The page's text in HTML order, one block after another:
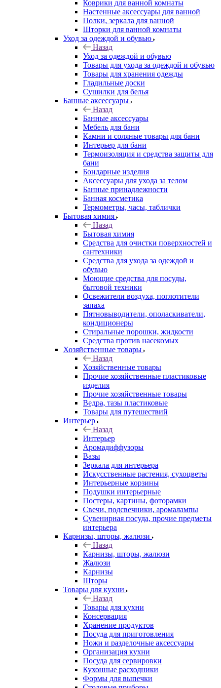
Коврики для ванной комнаты
Настенные аксессуары для ванной
Полки, зеркала для ванной
Шторки для ванной комнаты
Уход за одеждой и обувью
Назад
Уход за одеждой и обувью
Товары для ухода за одеждой и обувью
Товары для хранения одежды
Гладильные доски
Сушилки для белья
Банные аксессуары
Назад
Банные аксессуары
Мебель для бани
Камни и соляные товары для бани
Интерьер для бани
Термоизоляция и средства защиты для
бани
Бондарные изделия
Аксеcсуары для ухода за телом
Банные принадлежности
Банная косметика
Термометры, часы, таблички
Бытовая химия
Назад
Бытовая химия
Средства для очистки поверхностей и
сантехники
Средства для ухода за одеждой и
обувью
Моющие средства для посуды,
бытовой техники
Освежители воздуха, поглотители
запаха
Пятновыводители, ополаскиватели,
кондиционеры
Стиральные порошки, жидкости
Средства против насекомых
Хозяйственные товары
Назад
Хозяйственные товары
Прочие хозяйственные пластиковые
изделия
Прочие хозяйственные товары
Ведра, тазы пластиковые
Товары для путешествий
Интерьер
Назад
Интерьер
Аромадиффузоры
Вазы
Зеркала для интерьера
Искусственные растения, сухоцветы
Интерьерные корзины
Подушки интерьерные
Постеры, картины, фоторамки
Свечи, подсвечники, аромалампы
Сувенирная посуда, прочие предметы
интерьера
Карнизы, шторы, жалюзи
Назад
Карнизы, шторы, жалюзи
Жалюзи
Карнизы
Шторы
Товары для кухни
Назад
Товары для кухни
Консервация
Хранение продуктов
Посуда для приготовления
Ножи и разделочные аксессуары
Организация кухни
Посуда для сервировки
Кухонные расходники
Формы для выпечки